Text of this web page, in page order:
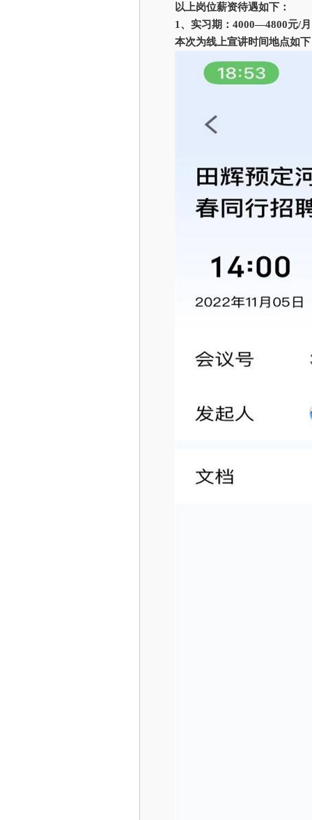
以上岗位薪资待遇如下：
1 、实习期：4000—4800元/
本次为线上宣讲时间地点如